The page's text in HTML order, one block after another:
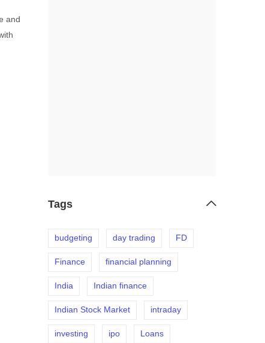
and
Tags
budgeting day trading FD
Finance financial planning
India Indian finance
Indian Stock Market intraday
investing ipo Loans